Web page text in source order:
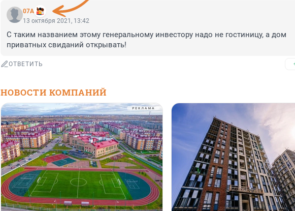
07A
13 октября 2021, 13:42
С таким названием этому генеральному инвестору надо не гостиницу, а дом
приватных свиданий открывать!
ОТВЕТИТЬ
НОВОСТИ КОМПАНИЙ